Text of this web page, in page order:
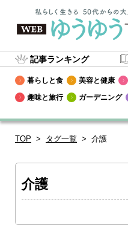
記事ランキング
暮らしと食 美容と健康
趣味と旅行
ガーデニング
TOP タグ一覧 介護
介護